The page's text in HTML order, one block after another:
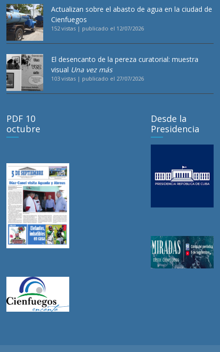
Actualizan sobre el abasto de agua en la ciudad de
Cienfuegos
152 vistas | publicado el 12/07/2026
El desencanto de la pereza curatorial: muestra
visual Una vez más
103 vistas | publicado el 27/07/2026
PDF 10
octubre
Desde la
Presidencia